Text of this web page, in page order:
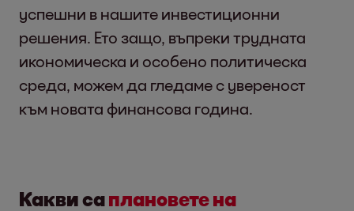
успешни в нашите инвестиционни
решения. Ето защо, въпреки трудната
икономическа и особено политическа
среда, можем да гледаме с увереност
към новата финансова година.
Какви саплановете на